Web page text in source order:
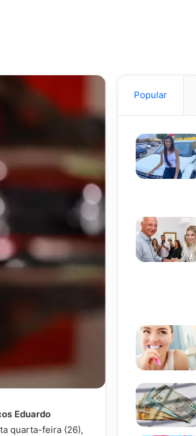
Eduardo
quarta-feira (26),
Popular